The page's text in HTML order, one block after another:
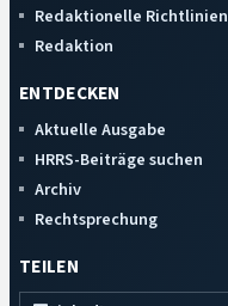
Redaktionelle Richtlinien
Redaktion
ENTDECKEN
Aktuelle Ausgabe
HRRS-Beiträge suchen
Archiv
Rechtsprechung
TEILEN